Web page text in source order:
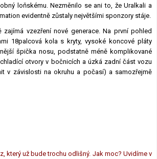
loňskému. Nezměnilo se ani to, že Uralkali a
evidentně zůstaly největšími sponzory stáje.
zajímá vzezření nové generace. Na první pohled
18palcová kola s kryty, vysoké koncové pláty
špička nosu, podstatně méně komplikované
otvory v bočnicích a úzká zadní část vozu
v závislosti na okruhu a počasí) a samozřejmě
který už bude trochu odlišný. Jak moc? Uvidíme v